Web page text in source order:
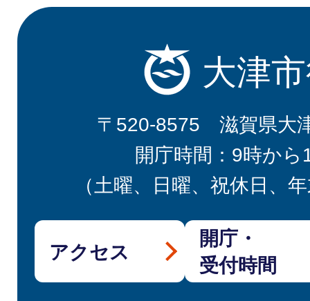
大津
〒520-8575 滋賀県大
開庁時間：9時から
（土曜、日曜、祝休日、
アクセス
開庁・
受付時間